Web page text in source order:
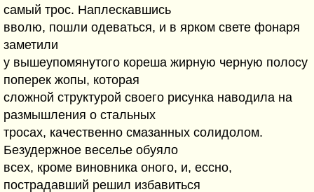
самый трос. Наплескавшись
вволю, пошли одеваться, и в ярком свете фонаря
заметили
у вышеупомянутого кореша жирную черную полосу
поперек жопы, которая
сложной структурой своего рисунка наводила на
размышления о стальных
тросах, качественно смазанных солидолом.
Безудержное веселье обуяло
всех, кроме виновника оного, и, ессно,
пострадавший решил избавиться